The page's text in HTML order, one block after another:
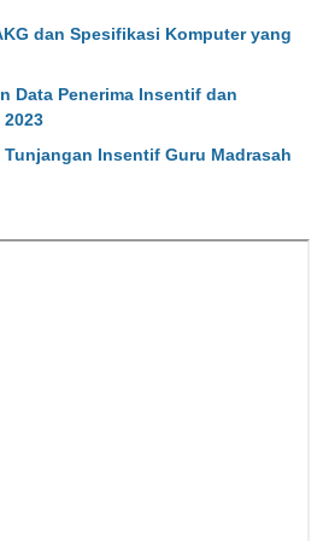
dan Spesifikasi Komputer yang
Data Penerima Insentif dan
Insentif Guru Madrasah